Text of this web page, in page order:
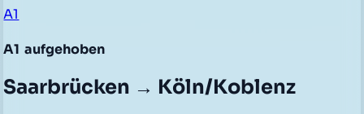
A1
A1 aufgehoben
Saarbrücken → Köln/Koblenz